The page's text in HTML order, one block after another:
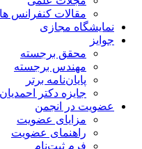
مقالات کنفرانس
نمایشگاه مجازی
جوایز
محقق برجسته
مهندس برجسته
پایان‌نامه برتر
جایزه دکتر احمدیان
عضویت در انجمن
مزایای عضویت
راهنمای عضویت
فرم ثبت‌نام